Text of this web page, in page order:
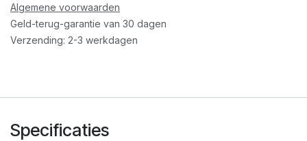
Algemene voorwaarden
Geld-terug-garantie van 30 dagen
Verzending: 2-3 werkdagen
Specificaties